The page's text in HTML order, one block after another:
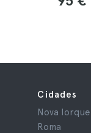
Cidades
Nova Iorque
Roma